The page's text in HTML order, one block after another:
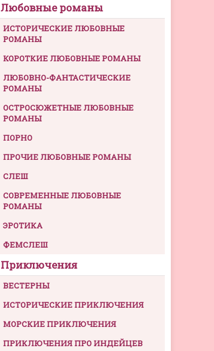
Любовные романы
ИСТОРИЧЕСКИЕ ЛЮБОВНЫЕ
РОМАНЫ
КОРОТКИЕ ЛЮБОВНЫЕ РОМАНЫ
ЛЮБОВНО-ФАНТАСТИЧЕСКИЕ
РОМАНЫ
ОСТРОСЮЖЕТНЫЕ ЛЮБОВНЫЕ
РОМАНЫ
ПОРНО
ПРОЧИЕ ЛЮБОВНЫЕ РОМАНЫ
СЛЕШ
СОВРЕМЕННЫЕ ЛЮБОВНЫЕ
РОМАНЫ
ЭРОТИКА
ФЕМСЛЕШ
Приключения
ВЕСТЕРНЫ
ИСТОРИЧЕСКИЕ ПРИКЛЮЧЕНИЯ
МОРСКИЕ ПРИКЛЮЧЕНИЯ
ПРИКЛЮЧЕНИЯ ПРО ИНДЕЙЦЕВ